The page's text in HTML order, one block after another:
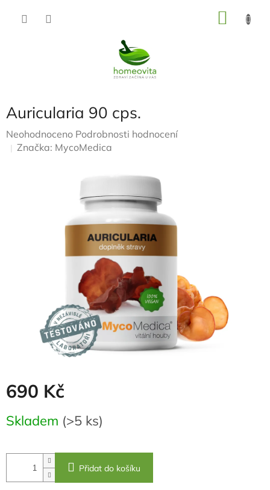
Auricularia 90 cps.
Průměrné
hodnocení
Neohodnoceno Podrobnosti hodnocení
Značka: MycoMedica
690 Kč
Měrná
cena:
Skladem (>5 ks)
Přidat do košíku